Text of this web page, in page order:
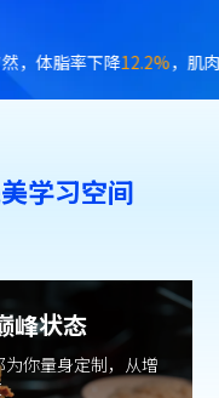
下降8.2kg。2504班陈*易
学习空间
峰状态
你量身定制，从增